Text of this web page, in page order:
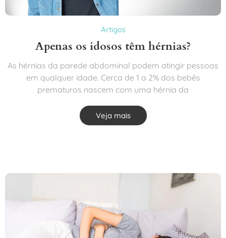
Artigos
Apenas os idosos têm hérnias?
As hérnias da parede abdominal podem atingir pessoas
em qualquer idade. Cerca de 1 a 2% dos bebês
prematuros nascem com uma hérnia da
Veja mais